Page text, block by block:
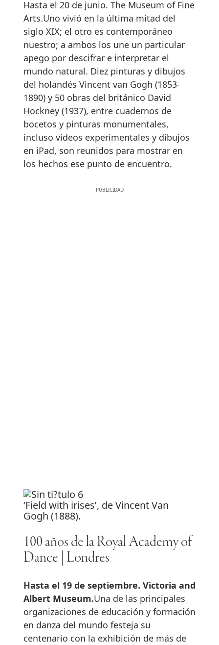
Hasta el 20 de junio. The Museum of Fine
Arts.Uno vivió en la última mitad del
siglo XIX; el otro es contemporáneo
nuestro; a ambos los une un particular
apego por descifrar e interpretar el
mundo natural. Diez pinturas y dibujos
del holandés Vincent van Gogh (1853-
1890) y 50 obras del británico David
Hockney (1937), entre cuadernos de
bocetos y pinturas monumentales,
incluso vídeos experimentales y dibujos
en iPad, son reunidos para mostrar en
los hechos ese punto de encuentro.
‘Field with irises’, de Vincent Van
Gogh (1888).
100 años de la Royal Academy of
Dance | Londres
Hasta el 19 de septiembre. Victoria and
Albert Museum.Una de las principales
organizaciones de educación y formación
en danza del mundo festeja su
centenario con la exhibición de más de